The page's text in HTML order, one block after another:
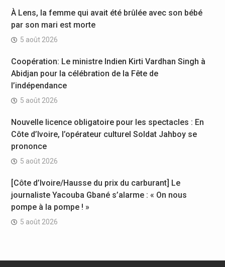
À Lens, la femme qui avait été brûlée avec son bébé
par son mari est morte
5 août 2026
Coopération: Le ministre Indien Kirti Vardhan Singh à
Abidjan pour la célébration de la Fête de
l’indépendance
5 août 2026
Nouvelle licence obligatoire pour les spectacles : En
Côte d’Ivoire, l’opérateur culturel Soldat Jahboy se
prononce
5 août 2026
[Côte d’Ivoire/Hausse du prix du carburant] Le
journaliste Yacouba Gbané s’alarme : « On nous
pompe à la pompe ! »
5 août 2026